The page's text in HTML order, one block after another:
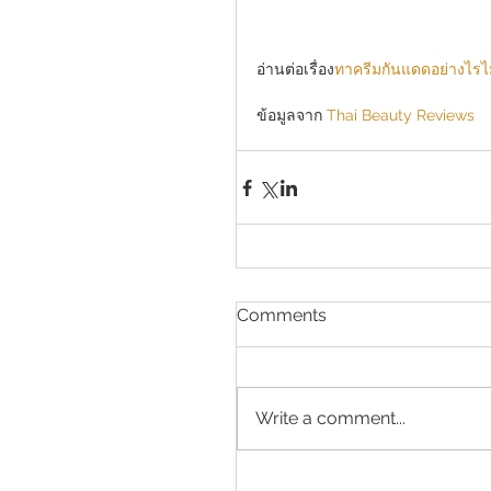
อ่านต่อเรื่องทาครีมกันแดดอย่างไร
ข้อมูลจาก Thai Beauty Reviews
Comments
Write a comment...